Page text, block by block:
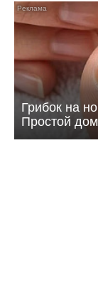
Грибок на
Простой